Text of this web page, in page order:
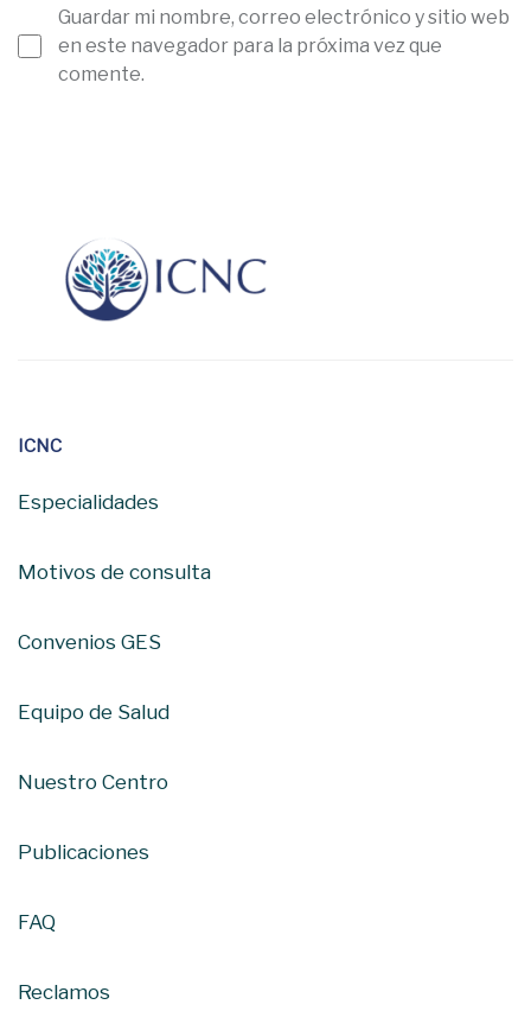
Guardar mi nombre, correo electrónico y sitio web
en este navegador para la próxima vez que
comente.
ICNC
Especialidades
Motivos de consulta
Convenios GES
Equipo de Salud
Nuestro Centro
Publicaciones
FAQ
Reclamos